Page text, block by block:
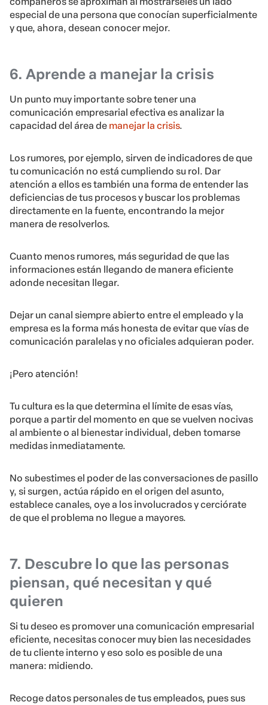
especial de una persona que conocían superficialmente
y que, ahora, desean conocer mejor.
6. Aprende a manejar la crisis
Un punto muy importante sobre tener una
comunicación empresarial efectiva es analizar la
capacidad del área de manejar la crisis.
Los rumores, por ejemplo, sirven de indicadores de que
tu comunicación no está cumpliendo su rol. Dar
atención a ellos es también una forma de entender las
deficiencias de tus procesos y buscar los problemas
directamente en la fuente, encontrando la mejor
manera de resolverlos.
Cuanto menos rumores, más seguridad de que las
informaciones están llegando de manera eficiente
adonde necesitan llegar.
Dejar un canal siempre abierto entre el empleado y la
empresa es la forma más honesta de evitar que vías de
comunicación paralelas y no oficiales adquieran poder.
¡Pero atención!
Tu cultura es la que determina el límite de esas vías,
porque a partir del momento en que se vuelven nocivas
al ambiente o al bienestar individual, deben tomarse
medidas inmediatamente.
No subestimes el poder de las conversaciones de pasillo
y, si surgen, actúa rápido en el origen del asunto,
establece canales, oye a los involucrados y cerciórate
de que el problema no llegue a mayores.
7. Descubre lo que las personas
piensan, qué necesitan y qué
quieren
Si tu deseo es promover una comunicación empresarial
eficiente, necesitas conocer muy bien las necesidades
de tu cliente interno y eso solo es posible de una
manera: midiendo.
Recoge datos personales de tus empleados, pues sus